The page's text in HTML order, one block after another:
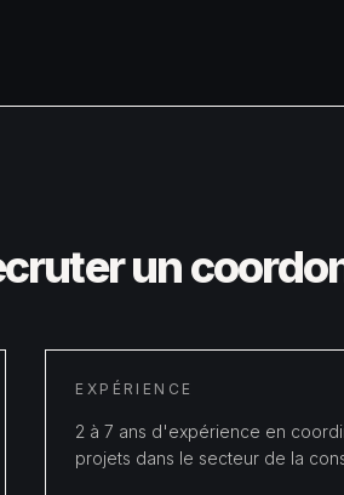
un
EXPÉRIENCE
2 à 7 ans d'expérience en
projets dans le secteur de la